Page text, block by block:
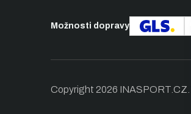
Možnosti dopravy
Copyright 2026 INASPORT.CZ